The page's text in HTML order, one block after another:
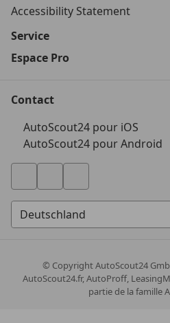
Accessibility Statement
Service
Espace Pro
Contact
AutoScout24 pour iOS
AutoScout24 pour Android
© CopyrightAutoScout24
AutoScout24.fr, AutoProff,
partie de la famille